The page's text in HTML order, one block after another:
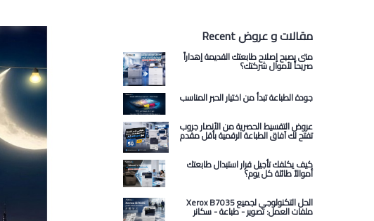
Recent مقالات و عروض
متى يصبح إصلاح طابعتك القديمة إهداراً
صريحاً لأموال شركتك؟
جودة الطباعة تبدأ من اختيار الحبر المناسب
عروض التقسيط الحصرية من الأنصار جروب
تفتح لك آفاق الطباعة الرقمية بأقل مقدم
كيف يكلفك تأجيل قرار استبدال طابعتك
أموالاً طائلة كل يوم؟
Xerox B7035 الحل التكنولوجي لجميع
ملفات العمل: تصوير - طباعة - سكانر